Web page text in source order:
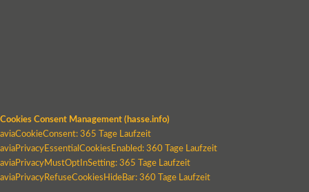
Cookies Consent Management (hasse.info)
aviaCookieConsent: 365 Tage Laufzeit
aviaPrivacyEssentialCookiesEnabled: 360 Tage Laufzeit
aviaPrivacyMustOptInSetting: 365 Tage Laufzeit
aviaPrivacyRefuseCookiesHideBar: 360 Tage Laufzeit